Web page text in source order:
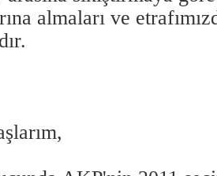
almaları ve